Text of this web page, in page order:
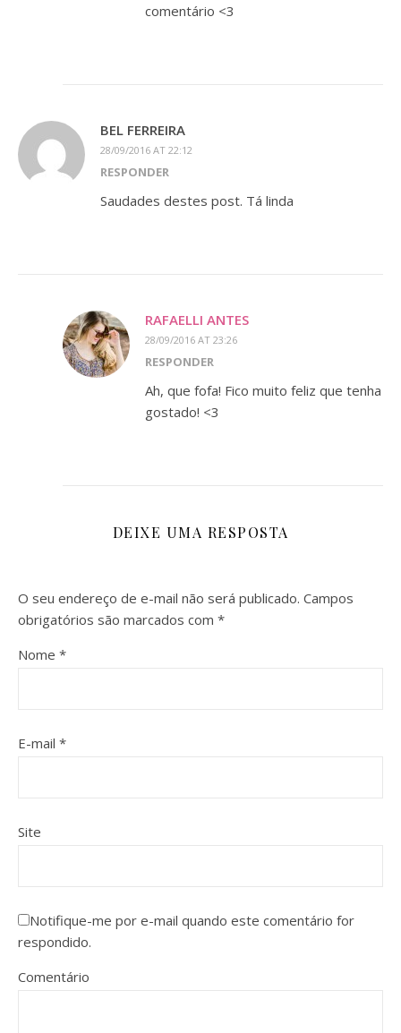
comentário <3
BEL FERREIRA
28/09/2016 AT 22:12
RESPONDER
Saudades destes post. Tá linda
RAFAELLI ANTES
28/09/2016 AT 23:26
RESPONDER
Ah, que fofa! Fico muito feliz que tenha
gostado! <3
DEIXE UMA RESPOSTA
O seu endereço de e-mail não será publicado. Campos
obrigatórios são marcados com *
Nome *
E-mail *
Site
Notifique-me por e-mail quando este comentário for
respondido.
Comentário